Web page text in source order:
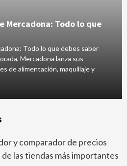
Mercadona: Todo lo que
Todo lo que debes saber
Mercadona lanza sus
de alimentación, maquillaje y
y comparador de precios
las tiendas más importantes